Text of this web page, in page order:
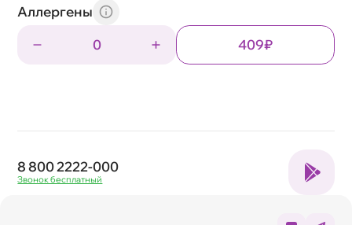
Аллергены
0
409₽
8 800 2222-000
Звонок бесплатный